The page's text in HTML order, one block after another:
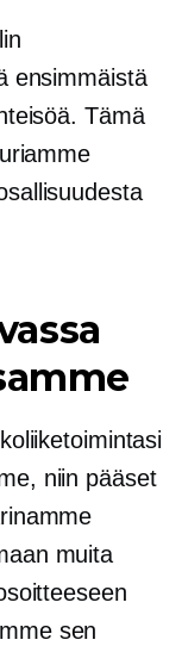
ensimmäistä
Tämä
niin pääset
muita
sen